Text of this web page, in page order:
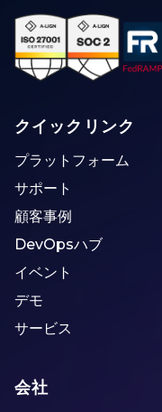
クイックリンク
プラットフォーム
サポート
顧客事例
DevOpsハブ
イベント
デモ
サービス
会社